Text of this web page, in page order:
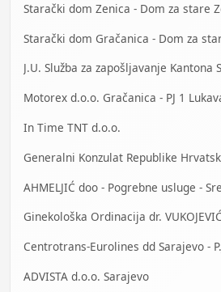
J.U. Služba za zapošljavanje Kantona
Motorex d.o.o. Gračanica - PJ 1
In Time TNT d.o.o.
Generalni Konzulat Republike
AHMELJIĆ doo - Pogrebne usluge -
Ginekološka Ordinacija dr.
ADVISTA d.o.o. Sarajevo